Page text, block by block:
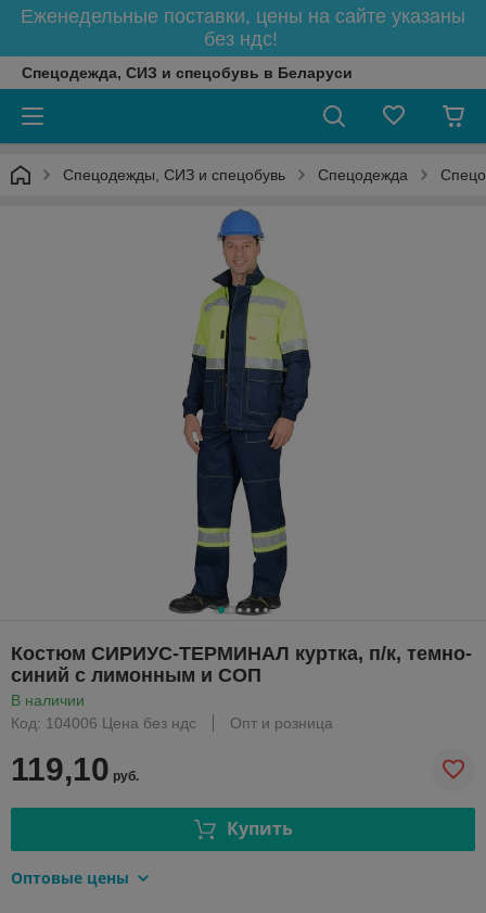
Еженедельные поставки, цены на сайте указаны
без ндс!
Спецодежда, СИЗ и спецобувь в Беларуси
Спецодежды, СИЗ и спецобувь Спецодежда
Костюм СИРИУС-ТЕРМИНАЛ куртка, п/к, темно-
синий с лимонным и СОП
В наличии
Код: 104006 Цена без ндс
Опт и розница
119,10 руб.
Купить
Оптовые цены